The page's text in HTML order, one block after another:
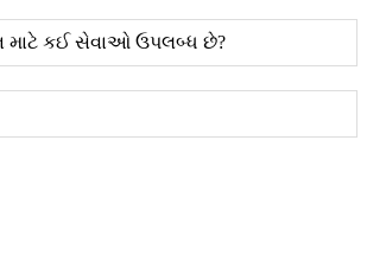
માટે કઈ સેવાઓ ઉપલબ્ધ છે?